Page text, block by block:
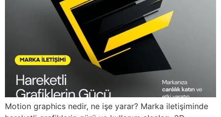
Motion graphics nedir, ne işe yarar? Marka iletişiminde